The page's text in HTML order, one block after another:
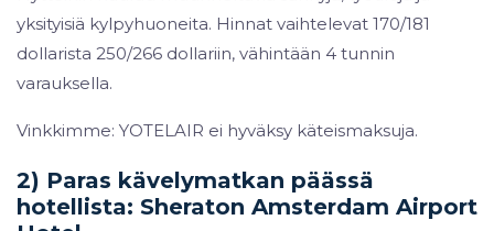
yksityisiä kylpyhuoneita. Hinnat vaihtelevat 170/181
dollarista 250/266 dollariin, vähintään 4 tunnin
varauksella.
Vinkkimme: YOTELAIR ei hyväksy käteismaksuja.
2) Paras kävelymatkan päässä
hotellista: Sheraton Amsterdam Airport